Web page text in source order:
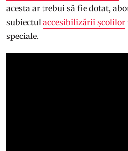
acesta ar trebui să fie dotat,
subiectulaccesibilizării școlilor
speciale.